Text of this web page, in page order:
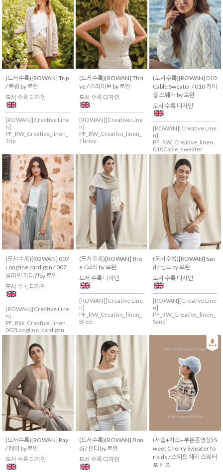
(도서수록)[ROWAN] Trip
/ 트립 by 로완
도서 수록 디자인
[ROWAN][Creative Line
n]
PF_RW_Creative_linen_
Trip
(도서수록)[ROWAN] Thri
ve / 스라이브 by 로완
도서 수록 디자인
[ROWAN][Creative Line
n]
PF_RW_Creative_linen_
Thrive
(도서수록)[ROWAN] 010
Cable Sweater / 010 케이
블 스웨터 by 로완
도서 수록 디자인
[ROWAN][Creative Line
n]
PF_RW_Creative_linen_
010Cable_sweater
(도서수록)[ROWAN] 007
Longline cardigan / 007
롱라인 가디건by 로완
도서 수록 디자인
[ROWAN][Creative Line
n]
PF_RW_Creative_linen_
007Longline_cardigan
(도서수록)[ROWAN] Bre
e / 브리 by 로완
도서 수록 디자인
[ROWAN][Creative Line
n]
PF_RW_Creative_linen_
Bree
(도서수록)[ROWAN] San
d / 샌드 by 로완
도서 수록 디자인
[ROWAN][Creative Line
n]
PF_RW_Creative_linen_
Sand
(도서수록)[ROWAN] Ray
/ 레이 by 로완
도서 수록 디자인
(도서수록)[ROWAN] Bon
di / 본디 by 로완
도서 수록 디자인
(서술+차트+부분동영상) S
weet Cherry Sweater fo
r kids / 스위트 체리 스웨터
포 키즈